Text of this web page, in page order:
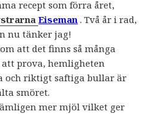
recept som förra året,
Eiseman . Två år i rad,
nu tänker jag!
att det finns så många
prova, hemligheten
och riktigt saftiga bullar är
smöret.
mer mjöl vilket ger